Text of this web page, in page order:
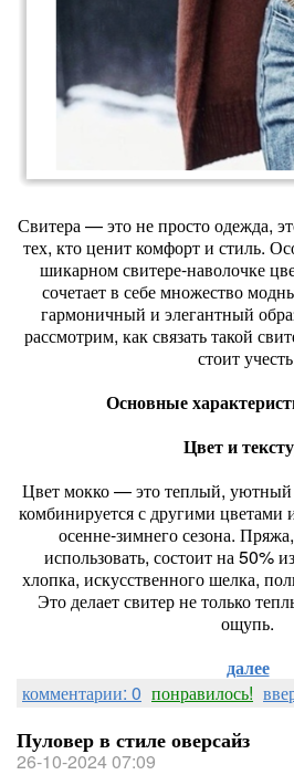
Свитера — это не просто одежда,
тех, кто ценит комфорт и стиль.
шикарном свитере-наволочке
сочетает в себе множество
гармоничный и элегантный
рассмотрим, как связать такой
стоит
Основные
Цвет и
Цвет мокко — это теплый, уютный
комбинируется с другими цветами
осенне-зимнего сезона.
использовать, состоит на 50%
хлопка, искусственного шелка,
Это делает свитер не только
ощупь.
далее
комментарии: 0 понравилось!
Пуловер в стиле оверсайз
26-10-2024 07:09